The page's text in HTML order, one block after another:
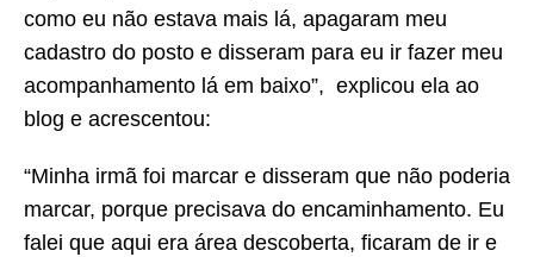
como eu não estava mais lá, apagaram meu
cadastro do posto e disseram para eu ir fazer meu
acompanhamento lá em baixo”, explicou ela ao
blog e acrescentou:
“Minha irmã foi marcar e disseram que não poderia
marcar, porque precisava do encaminhamento. Eu
falei que aqui era área descoberta, ficaram de ir e